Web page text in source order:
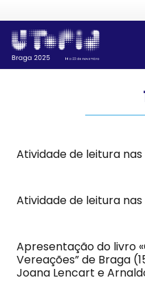
Atividade de leitura
Atividade de leitura
Apresentação do livro
Vereações” de Braga
Joana Lencart e